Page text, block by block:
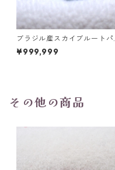
ブラジル産スカイブルートパ
ーズ スノーフレークカットル
ース 1.5ct 7.0mm*7.0mm*4.
¥999,999
その他の商品